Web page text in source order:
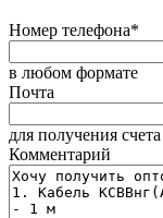
Номер телефона*
в любом формате
Почта
для получения
Комментарий